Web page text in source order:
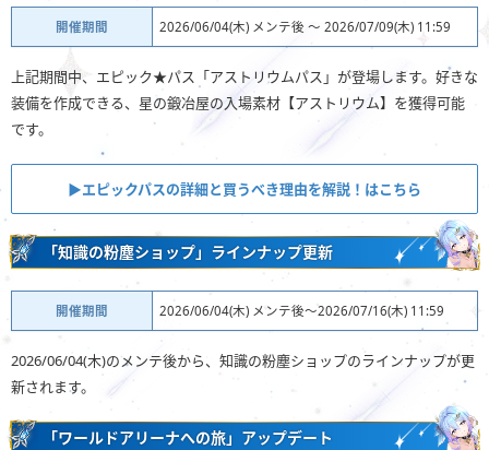
開催期間 2026/06/04(木) メンテ後 ～ 2026/07/09(木) 11:59
上記期間中、エピック★パス「アストリウムパス」が登場します。好きな
装備を作成できる、星の鍛冶屋の入場素材【アストリウム】を獲得可能
です。
▶︎エピックパスの詳細と買うべき理由を解説！はこちら
「知識の粉塵ショップ」ラインナップ更新
開催期間 2026/06/04(木) メンテ後～2026/07/16(木) 11:59
2026/06/04(木)のメンテ後から、知識の粉塵ショップのラインナップが更
新されます。
「ワールドアリーナへの旅」アップデート